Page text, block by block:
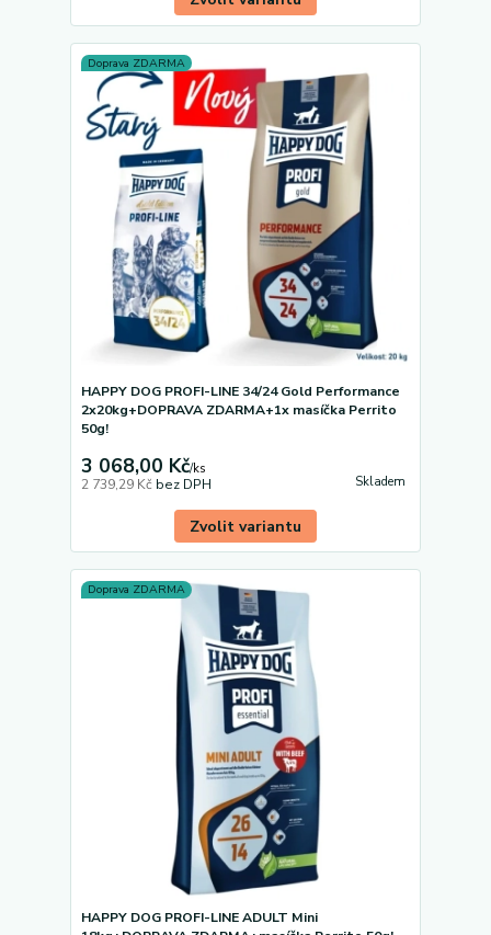
Doprava ZDARMA
HAPPY DOG PROFI-LINE 34/24 Gold Performance
2x20kg+DOPRAVA ZDARMA+1x masíčka Perrito
50g!
3 068,00 Kč/ks
2 739,29 Kč bez DPH Skladem
Zvolit variantu
Doprava ZDARMA
HAPPY DOG PROFI-LINE ADULT Mini